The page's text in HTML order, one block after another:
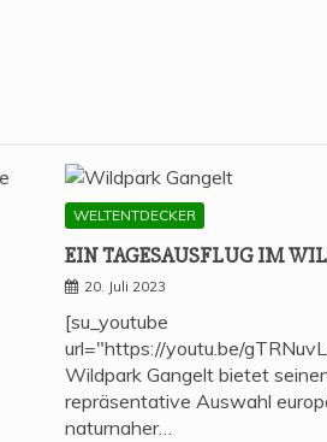
WELTENTDECKER
EIN TAGES­AUS­FLUG IM
20. Juli 2023
[su_youtube
url="https://youtu.be/
Wildpark Gangelt bietet
repräsentative Auswahl
naturnaher…